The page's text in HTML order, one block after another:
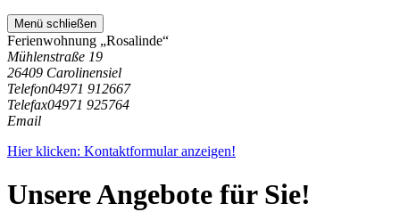
Menü schließen
Ferienwohnung „Rosalinde“
Mühlenstraße 19
26409 Carolinensiel
Telefon04971 912667
Telefax04971 925764
Email
Hier klicken: Kontaktformular anzeigen!
Unsere Angebote für Sie!